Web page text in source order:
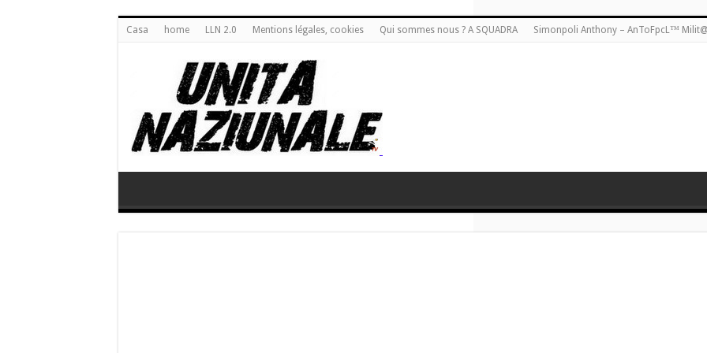
Casa home LLN 2.0 Mentions légales, cookies Qui sommes nous ? A SQUADRA Simonpoli Anthony – AnToFpcL™